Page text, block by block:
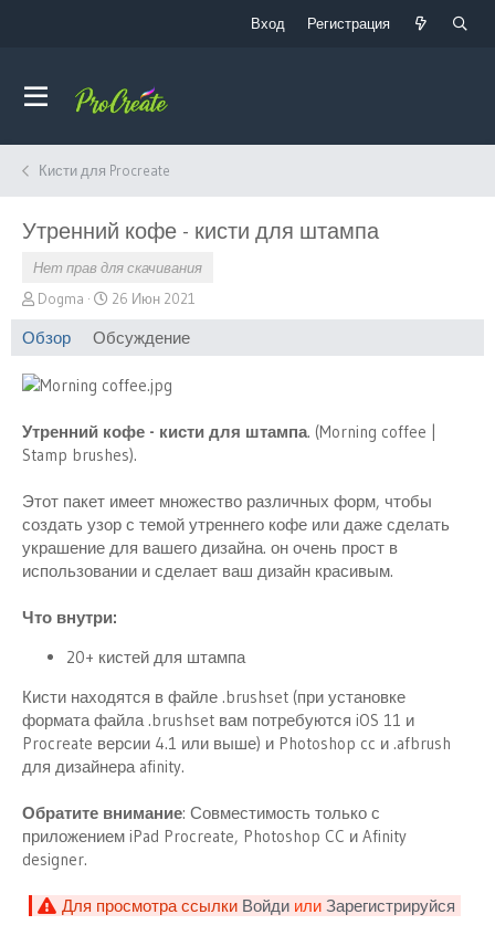
Вход Регистрация
Кисти для Procreate
Утренний кофе - кисти для штампа
Нет прав для скачивания
А
в
т
о
р
Dogma
Д
а
т
а
о
д
а
и
26 Июн 2021
Обзор Обсуждение
Утренний кофе - кисти для штампа. (Morning coffee |
Stamp brushes).
Этот пакет имеет множество различных форм, чтобы
создать узор с темой утреннего кофе или даже сделать
украшение для вашего дизайна. он очень прост в
использовании и сделает ваш дизайн красивым.
Что внутри:
20+ кистей для штампа
Кисти находятся в файле .brushset (при установке
формата файла .brushset вам потребуются iOS 11 и
Procreate версии 4.1 или выше) и Photoshop cc и .afbrush
для дизайнера afinity.
Обратите внимание: Совместимость только с
приложением iPad Procreate, Photoshop CC и Afinity
designer.
Для просмотра ссылки Войди или Зарегистрируйся